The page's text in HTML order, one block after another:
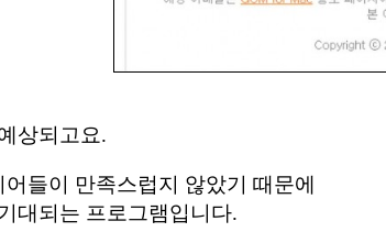
상되고요.
들이 만족스럽지 않았기 때문에
대되는 프로그램입니다.